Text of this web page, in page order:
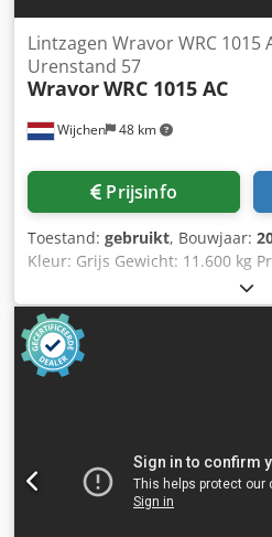
Wijchen 48 km
Lintzagen Wravor WRC 1015
Urenstand 57
WravorWRC 1015 AC
Prijsinfo
Toestand: gebruikt, Bouwjaar:
Kleur: Grijs Gewicht: 11.600 kg
Bouwjaar: 2025 - Documentatie
markering aanwezig: Ja - CE
Serienummer: 24111638 -
Horizontaal - Vermogen
zaaghoogte [mm]: 940 -
exclusief BTW BTW/marge: BTW
ondernemers Levering en inruil
de industriële sectoren Yorick